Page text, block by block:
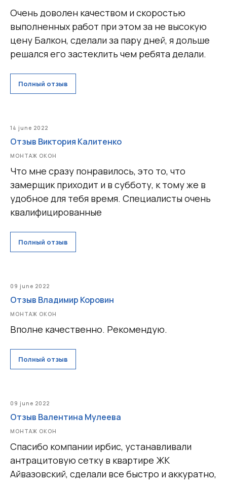
Очень доволен качеством и скоростью
выполненных работ при этом за не высокую
цену Балкон, сделали за пару дней, я дольше
решался его застеклить чем ребята делали.
Полный отзыв
14 june 2022
Отзыв Виктория Калитенко
МОНТАЖ ОКОН
Что мне сразу понравилось, это то, что
замерщик приходит и в субботу, к тому же в
удобное для тебя время. Специалисты очень
квалифицированные
Полный отзыв
09 june 2022
Отзыв Владимир Коровин
МОНТАЖ ОКОН
Вполне качественно. Рекомендую.
Полный отзыв
09 june 2022
Отзыв Валентина Мулеева
МОНТАЖ ОКОН
Спасибо компании ирбис, устанавливали
антрацитовую сетку в квартире ЖК
Айвазовский, сделали все быстро и аккуратно,
Покупателям
Сервис и ремонт
Металлические двери
Москитные сетки
Двери из ПВХ и алюминия
Рулонные шторы и жалюзи
Фасадные системы
Алюминиевые витражи
Рольставни
Гаражные и уличные ворота
Акции
Работы
Установка и монтаж
Гарантийное обслуживание
Ремонт окон и балконов
Политика конфиденциальности